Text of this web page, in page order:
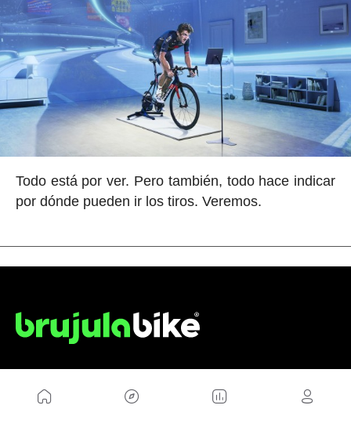
Todo está por ver. Pero también, todo hace indicar
por dónde pueden ir los tiros. Veremos.
NOSOTROS